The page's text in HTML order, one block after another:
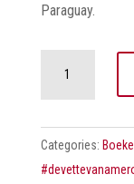
Paraguay.
Categories: